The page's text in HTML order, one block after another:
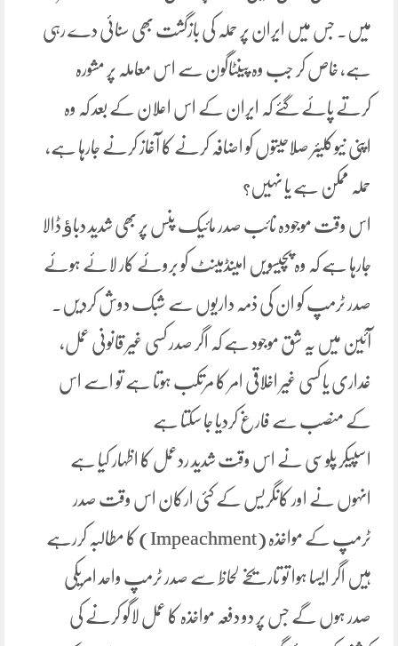
میں۔ جس میں ایران پر حملہ کی بازگشت بھی سنائی دے رہی
ہے، خاص کر جب وہ پینٹاگون سے اس معاملہ پر مشورہ
کرتے پائے گئے کہ ایران کے اس اعلان کے بعد کہ وہ
اپنی نیوکلیئر صلاحیتوں کو اضافہ کرنے کا آغاز کرنے جارہا ہے،
حملہ ممکن ہے یا نہیں؟
اس وقت موجودہ نائب صدر مائیک پنس پر بھی شدید دباﺅ ڈالا
جارہا ہے کہ وہ پچیسویں امینڈمینٹ کو بروئے کار لائے ہوئے
صدر ٹرمپ کو ان کی ذمہ داریوں سے شبک دوش کردیں۔
آئین میں یہ شق موجود ہے کہ اگر صدر کسی غیر قانونی عمل،
غداری یا کسی غیر اخلاقی امر کا مرتکب ہوتا ہے تو اسے اس
کے منصب سے فارغ کردیا جا سکتا ہے
اسپیکر پلوسی نے اس وقت شدید ردعمل کا اظہار کیا ہے
انہوں نے اور کانگریس کے کئی ارکان اس وقت صدر
ٹرمپ کے مواخذہ (Impeachment) کا مطالبہ کررہے
ہیں اگر ایسا ہوا تو تاریخے لحاظ سے صدر ٹرمپ واحد امریکی
صدر ہوں گے جس پر دو دفعہ مواخذہ کا عمل لاگو کرنے کی